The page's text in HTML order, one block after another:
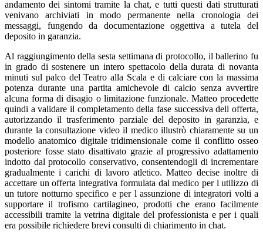
andamento dei sintomi tramite la chat, e tutti questi dati strutturati
venivano archiviati in modo permanente nella cronologia dei
messaggi, fungendo da documentazione oggettiva a tutela del
deposito in garanzia.
Al raggiungimento della sesta settimana di protocollo, il ballerino fu
in grado di sostenere un intero spettacolo della durata di novanta
minuti sul palco del Teatro alla Scala e di calciare con la massima
potenza durante una partita amichevole di calcio senza avvertire
alcuna forma di disagio o limitazione funzionale. Matteo procedette
quindi a validare il completamento della fase successiva dell offerta,
autorizzando il trasferimento parziale del deposito in garanzia, e
durante la consultazione video il medico illustrò chiaramente su un
modello anatomico digitale tridimensionale come il conflitto osseo
posteriore fosse stato disattivato grazie al progressivo adattamento
indotto dal protocollo conservativo, consentendogli di incrementare
gradualmente i carichi di lavoro atletico. Matteo decise inoltre di
accettare un offerta integrativa formulata dal medico per l utilizzo di
un tutore notturno specifico e per l assunzione di integratori volti a
supportare il trofismo cartilagineo, prodotti che erano facilmente
accessibili tramite la vetrina digitale del professionista e per i quali
era possibile richiedere brevi consulti di chiarimento in chat.